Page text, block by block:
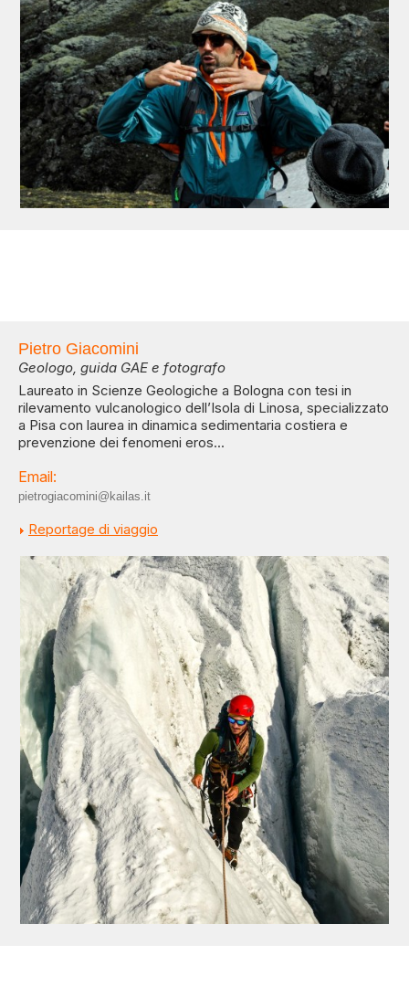
Pietro Giacomini
Geologo, guida GAE e fotografo
Laureato in Scienze Geologiche a Bologna con tesi in
rilevamento vulcanologico dell’Isola di Linosa, specializzato
a Pisa con laurea in dinamica sedimentaria costiera e
prevenzione dei fenomeni eros...
Email:
pietrogiacomini@kailas.it
Reportage di viaggio